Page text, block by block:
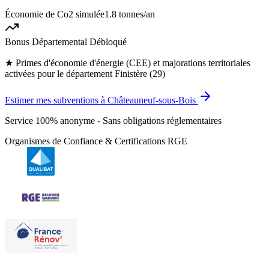
Économie de Co2 simulée1.8 tonnes/an
Bonus Départemental Débloqué
★ Primes d'économie d'énergie (CEE) et majorations territoriales
activées pour le département Finistère (29)
Estimer mes subventions à Châteauneuf-sous-Bois
Service 100% anonyme - Sans obligations réglementaires
Organismes de Confiance & Certifications RGE